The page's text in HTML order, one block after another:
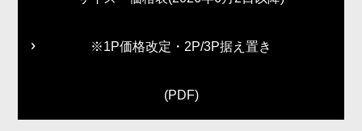
※1P価格改定・2P/3P据え置き
(PDF)